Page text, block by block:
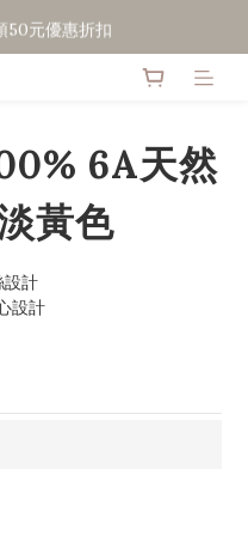
50元優惠折扣
50元優惠折扣
6A天然
黃色
設計
設計